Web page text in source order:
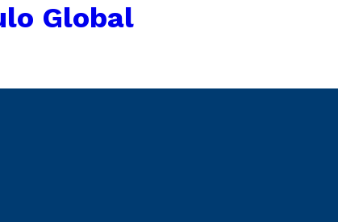
Global